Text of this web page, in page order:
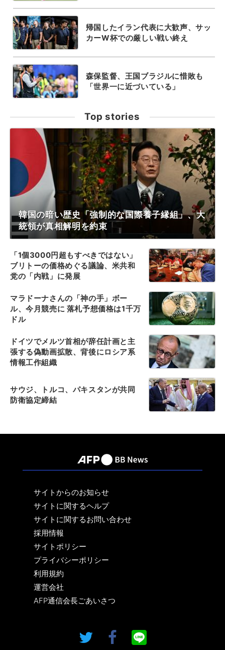
帰国したイラン代表に大歓声、サッ
カーW杯での厳しい戦い終え
森保監督、王国ブラジルに惜敗も
「世界一に近づいている」
Top stories
韓国の暗い歴史「強制的な国際養子縁組」、大
統領が真相解明を約束
「1個3000円超もすべきではない」
ブリトーの価格めぐる議論、米共和
党の「内戦」に発展
マラドーナさんの「神の手」ボー
ル、今月競売に 落札予想価格は1千万
ドル
ドイツでメルツ首相が辞任計画と主
張する偽動画拡散、背後にロシア系
情報工作組織
サウジ、トルコ、パキスタンが共同
防衛協定締結
サイトからのお知らせ
サイトに関するヘルプ
サイトに関するお問い合わせ
採用情報
サイトポリシー
プライバシーポリシー
利用規約
運営会社
AFP通信会長ごあいさつ